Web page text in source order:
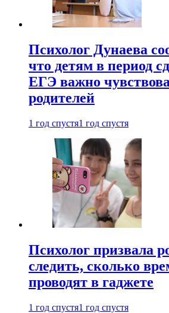
Психолог Дунаева
что детям в период
ЕГЭ важно
родителей
1 год спустя1 год спустя
Психолог призвала
следить, сколько
проводят в гаджете
1 год спустя1 год спустя